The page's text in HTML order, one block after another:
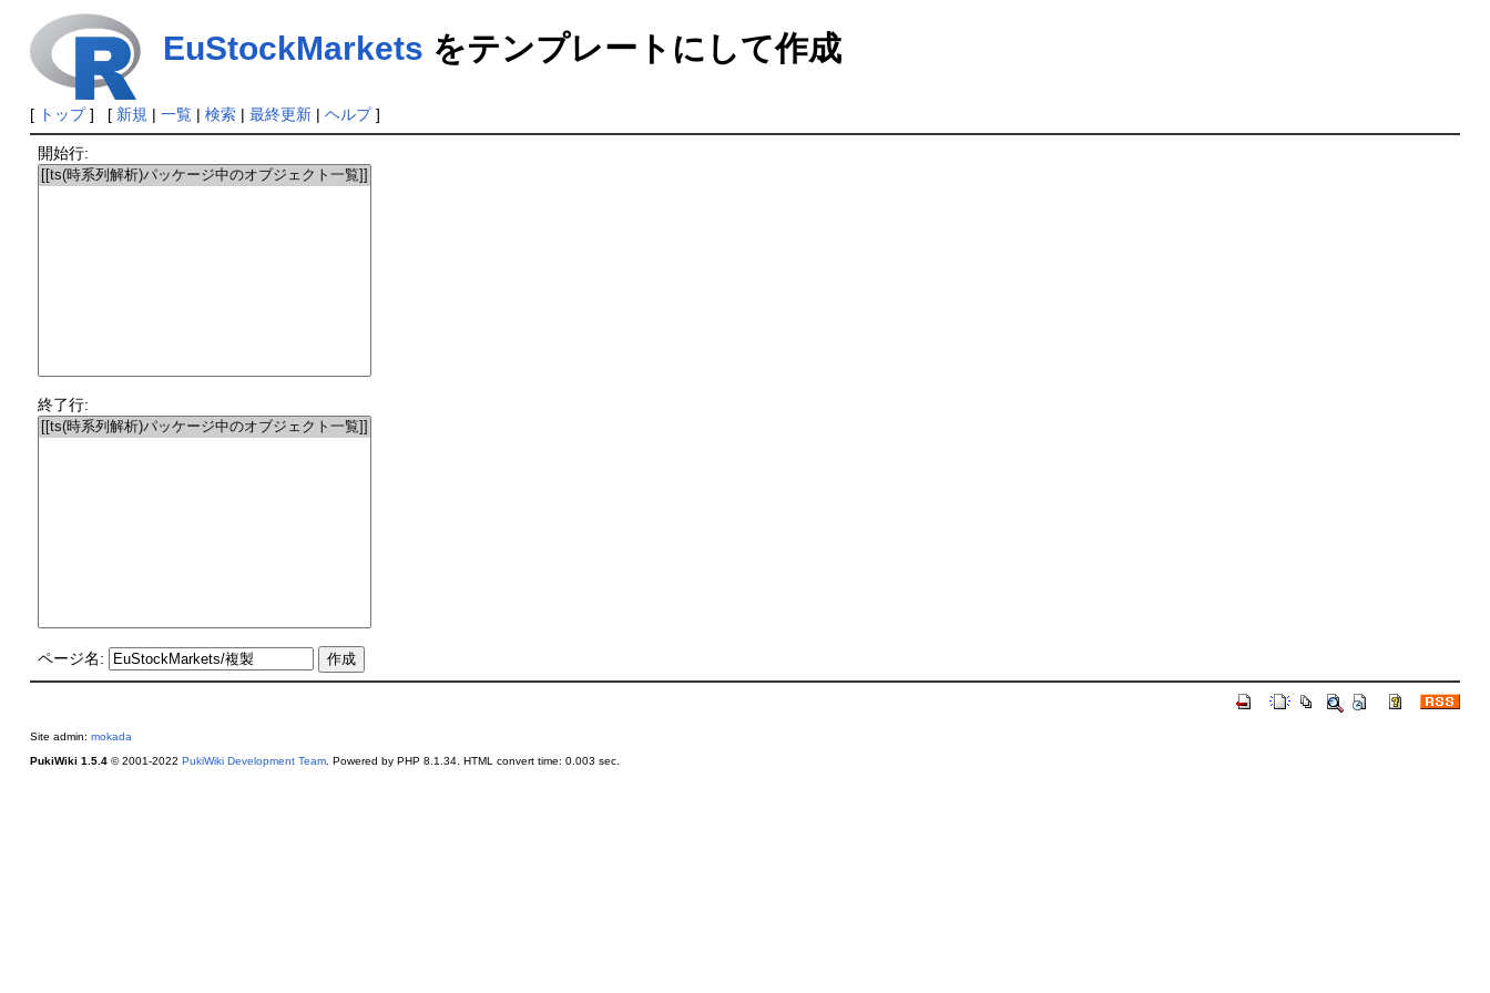
EuStockMarkets をテンプレートにして作成
[ トップ] [ 新規 | 一覧| 検索| 最終更新| ヘルプ]
開始行:
終了行:
ページ名:
Site admin: mokada
PukiWiki 1.5.4© 2001-2022 PukiWiki Development Team. Powered by PHP 8.1.34. HTML convert time: 0.003 sec.